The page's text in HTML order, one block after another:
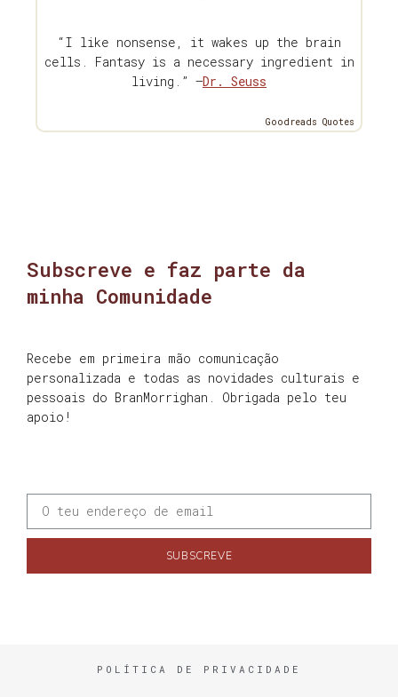
“I like nonsense, it wakes up the brain
cells. Fantasy is a necessary ingredient in
living.” —Dr. Seuss
Goodreads Quotes
Subscreve e faz parte da
minha Comunidade
Recebe em primeira mão comunicação
personalizada e todas as novidades culturais e
pessoais do BranMorrighan. Obrigada pelo teu
apoio!
SUBSCREVE
POLÍTICA DE PRIVACIDADE